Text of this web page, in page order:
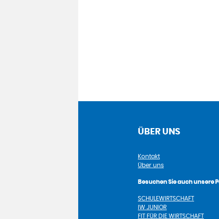
ÜBER UNS
Kontakt
Über uns
Besuchen Sie auch unsere
SCHULEWIRTSCHAFT
IW JUNIOR
FIT FÜR DIE WIRTSCHAFT